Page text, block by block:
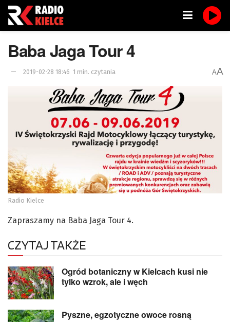
Baba Jaga Tour 4
2019-02-28 18:46 1 min. czytania AA
Radio Kielce
Zapraszamy na Baba Jaga Tour 4.
CZYTAJ TAKŻE
Ogród botaniczny w Kielcach kusi nie
tylko wzrok, ale i węch
Pyszne, egzotyczne owoce rosną